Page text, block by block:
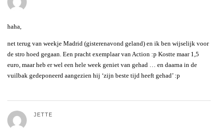
haha,
net terug van weekje Madrid (gisterenavond geland) en ik ben wijselijk voor
de stro hoed gegaan. Een pracht exemplaar van Action :p Kostte maar 1,5
euro, maar heb er wel een hele week geniet van gehad … en daarna in de
vuilbak gedeponeerd aangezien hij ‘zijn beste tijd heeft gehad’ :p
JETTE